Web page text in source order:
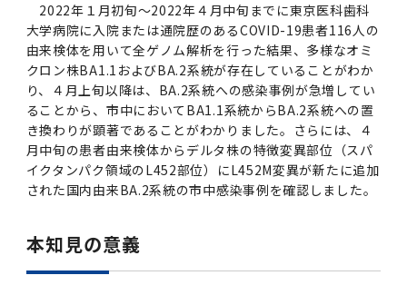
2022年１月初旬～2022年４月中旬までに東京医科歯科
大学病院に入院または通院歴のあるCOVID-19患者116人の
由来検体を用いて全ゲノム解析を行った結果、多様なオミ
クロン株BA1.1およびBA.2系統が存在していることがわか
り、４月上旬以降は、BA.2系統への感染事例が急増してい
ることから、市中においてBA1.1系統からBA.2系統への置
き換わりが顕著であることがわかりました。さらには、４
月中旬の患者由来検体からデルタ株の特徴変異部位（スパ
イクタンパク領域のL452部位）にL452M変異が新たに追加
された国内由来BA.2系統の市中感染事例を確認しました。
本知見の意義